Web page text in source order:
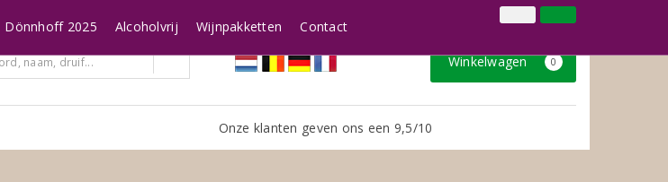
Klantenservice
Winkelwagen 0
Onze klanten geven ons een 9,5/10
Dönnhoff 2025 Alcoholvrij Wijnpakketten Contact